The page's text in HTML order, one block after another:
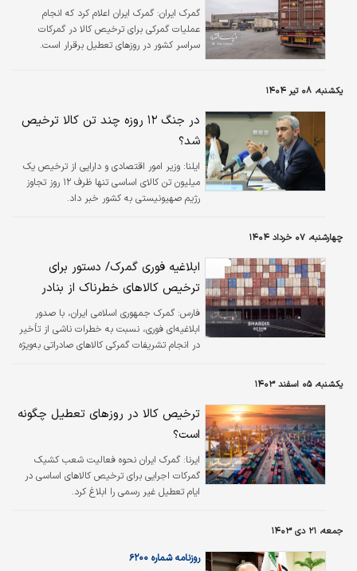
گمرک ایران:گمرک ایران اعلام کرد که انجام
عملیات گمرکی برای ترخیص کالا در گمرکات
سراسر کشور در روزهای تعطیل برقرار است.
یکشنبه، ۰۸ تیر ۱۴۰۴
در جنگ ۱۲ روزه چند تن کالا ترخیص
شد؟
ایلنا: وزیر امور اقتصادی و دارایی از ترخیص یک
میلیون تن کالای اساسی تنها ظرف ۱۲ روز تجاوز
رژیم صهیونیستی به کشور خبر داد.
چهارشنبه، ۰۷ خرداد ۱۴۰۴
ابلاغیه فوری گمرک/ دستور برای
ترخیص کالاهای خطرناک از بنادر
فارس:گمرک جمهوری اسلامی ایران، با صدور
ابلاغیه‌ای فوری، نسبت به خطرات ناشی از تأخیر
در انجام تشریفات گمرکی کالاهای صادراتی به‌ویژه
یکشنبه، ۰۵ اسفند ۱۴۰۳
ترخیص کالا در روز‌های تعطیل چگونه
است؟
ایرنا:گمرک ایران نحوه فعالیت شعب کشیک
گمرکات اجرایی برای ترخیص کالاهای اساسی در
ایام تعطیل غیر رسمی را ابلاغ کرد.
جمعه، ۲۱ دی ۱۴۰۳
روزنامه شماره ۶۲۰۰